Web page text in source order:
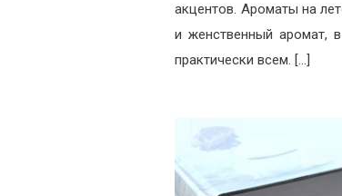
акцентов. Ароматы на
и женственный аромат,
практически всем. […]